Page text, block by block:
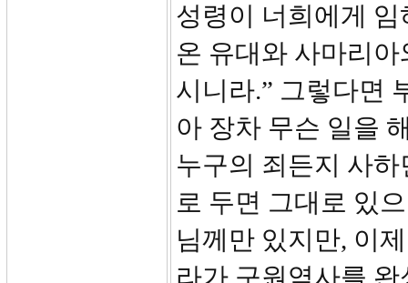
성령이 너희에게
온 유대와 사마리
시니라.” 그렇다면
아 장차 무슨 일을
누구의 죄든지 사
로 두면 그대로 있
님께만 있지만, 이
라가 구원역사를